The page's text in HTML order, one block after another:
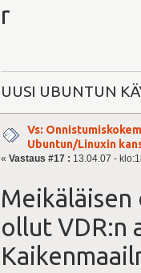
r
UUSI UBUNTUN
Vs:
Ubuntun/Linuxin
« Vastaus #17 : 13.04.07 -
Meikäläisen
ollut VDR:n